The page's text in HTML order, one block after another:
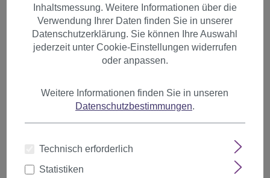
Page
Clavi-Cut
Highlights & Lowlights
Odango & Dutt
Inhaltsmessung. Weitere Informationen über die
Verwendung Ihrer Daten finden Sie in unserer
Datenschutzerklärung. Sie können Ihre Auswahl
jederzeit unter Cookie-Einstellungen widerrufen
oder anpassen.
Weitere Informationen finden Sie in unseren
Datenschutzbestimmungen.
Technisch erforderlich
Statistiken